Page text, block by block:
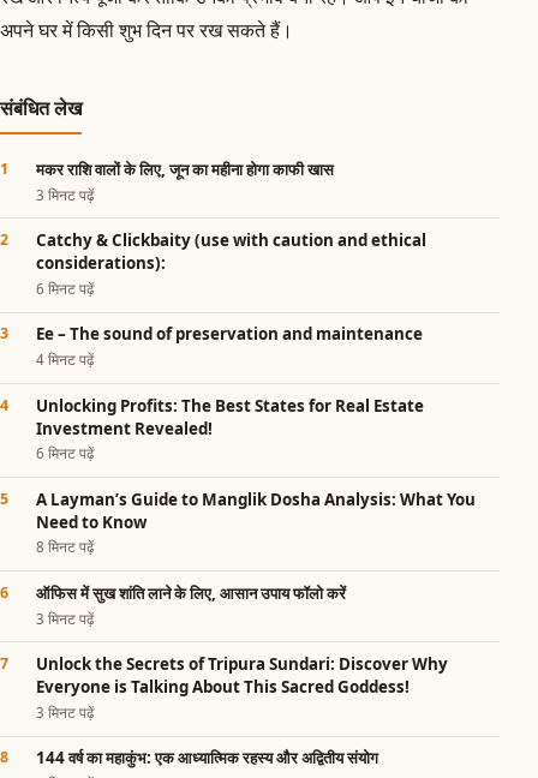
अपने घर में किसी शुभ दिन पर रख सकते हैं।
संबंधित लेख
मकर राशि वालों के लिए, जून का महीना होगा काफी खास
3 मिनट पढ़ें
Catchy & Clickbaity (use with caution and ethical
considerations):
6 मिनट पढ़ें
Ee – The sound of preservation and maintenance
4 मिनट पढ़ें
Unlocking Profits: The Best States for Real Estate
Investment Revealed!
6 मिनट पढ़ें
A Layman’s Guide to Manglik Dosha Analysis: What You
Need to Know
8 मिनट पढ़ें
ऑफिस में सुख शांति लाने के लिए, आसान उपाय फॉलो करें
3 मिनट पढ़ें
Unlock the Secrets of Tripura Sundari: Discover Why
Everyone is Talking About This Sacred Goddess!
3 मिनट पढ़ें
144 वर्ष का महाकुंभ: एक आध्यात्मिक रहस्य और अद्वितीय संयोग